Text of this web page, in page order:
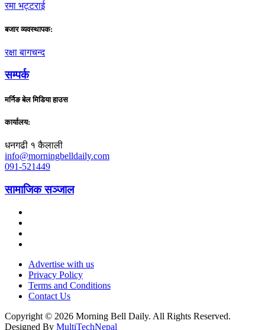
रमा भट्टराई
बजार व्यवस्थापक:
रक्षा बागचन्द
सम्पर्क
मर्निङ बेल मिडिया हाउस
कार्यालय:
धनगढी १ कैलाली
info@morningbelldaily.com
091-521449
सामाजिक सञ्जाल
Advertise with us
Privacy Policy
Terms and Conditions
Contact Us
Copyright © 2026 Morning Bell Daily. All Rights Reserved.
Designed By MultiTechNepal